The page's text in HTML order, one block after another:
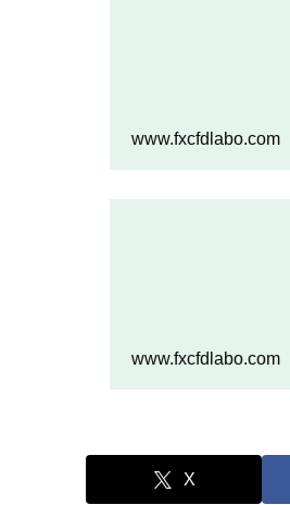
www.fxcfdlabo.com
www.fxcfdlabo.com
X